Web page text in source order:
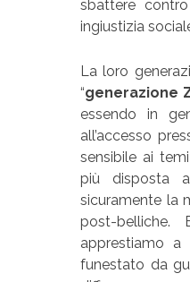
sbattere
ingiustizia
La loro
“generazione
essendo in
all’accesso
sensibile ai
più disposta
sicuramente la
post-
apprestiamo
funestato da